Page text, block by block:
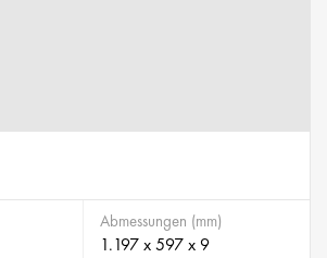
Abmessungen (mm)
1.197 x 597 x 9